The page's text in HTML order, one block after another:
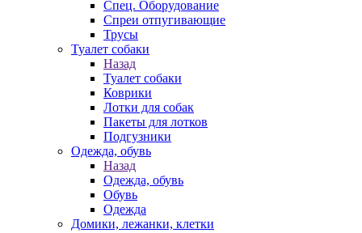
Спец. Оборудование
Спреи отпугивающие
Трусы
Туалет собаки
Назад
Туалет собаки
Коврики
Лотки для собак
Пакеты для лотков
Подгузники
Одежда, обувь
Назад
Одежда, обувь
Обувь
Одежда
Домики, лежанки, клетки